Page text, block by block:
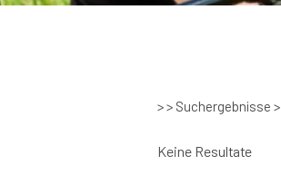
> > Suchergebnisse>
Keine Resultate